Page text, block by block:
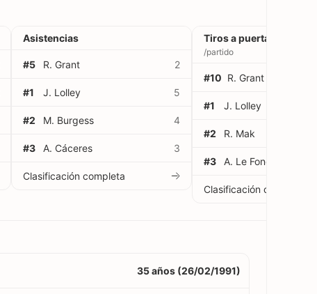
Asistencias
#5 R. Grant 2
#1 J. Lolley 5
#2 M. Burgess 4
#3 A. Cáceres 3
Clasificación completa
Tiros a puerta
/partido
#10 R. Grant
#1 J. Lolley
#2 R. Mak
#3 A. Le Fondre
Clasificación completa
35 años (26/02/1991)